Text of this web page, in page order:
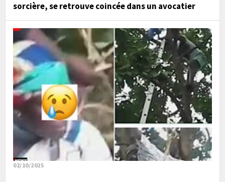
sorcière, se retrouve coincée dans un avocatier
02/10/2025